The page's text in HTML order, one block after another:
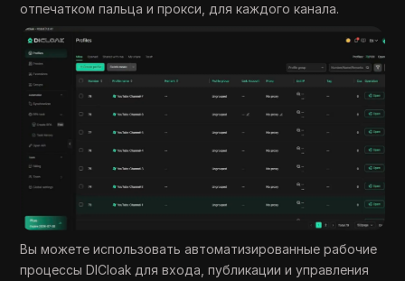
отпечатком пальца и прокси, для каждого канала.
Вы можете использовать автоматизированные рабочие
процессы DICloak для входа, публикации и управления